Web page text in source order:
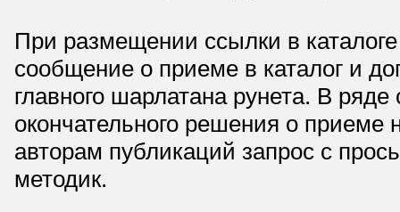
При размещении ссылки в
сообщение о приеме в каталог и
главного шарлатана рунета. В
окончательного решения о приеме
авторам публикаций запрос с
методик.